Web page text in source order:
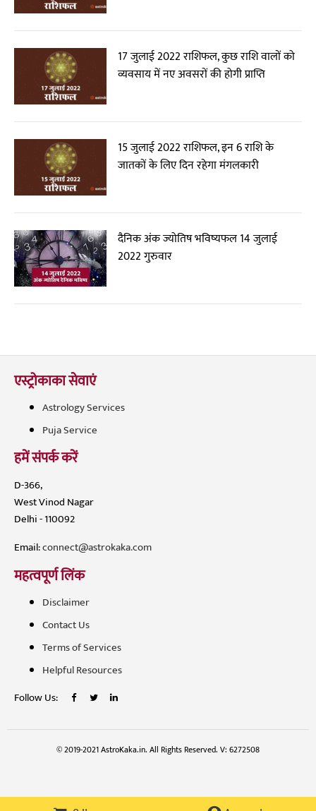
17 जुलाई 2022 राशिफल, कुछ राशि वालों को
व्यवसाय में नए अवसरों की होगी प्राप्ति
15 जुलाई 2022 राशिफल, इन 6 राशि के
जातकों के लिए दिन रहेगा मंगलकारी
दैनिक अंक ज्योतिष भविष्यफल 14 जुलाई
2022 गुरुवार
एस्ट्रोकाका सेवाएं
Astrology Services
Puja Service
हमें संपर्क करें
D-366,
West Vinod Nagar
Delhi - 110092
Email:connect@astrokaka.com
महत्वपूर्ण लिंक
Disclaimer
Contact Us
Terms of Services
Helpful Resources
Follow Us:
© 2019-2021 AstroKaka.in. All Rights Reserved. V: 6272508